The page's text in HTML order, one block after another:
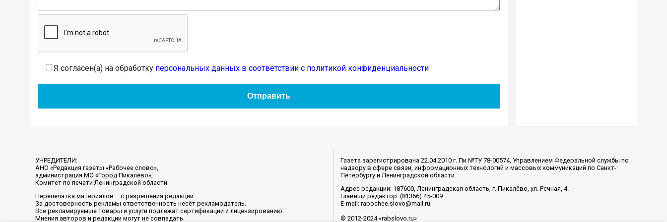
Я согласен(а) на обработку персональных данных в соответствии с политикой конфиденциальности
УЧРЕДИТЕЛИ:
АНО «Редакция газеты «Рабочее слово»,
администрация МО «Город Пикалёво»,
Комитет по печати Ленинградской области
Перепечатка материалов – с разрешения редакции.
За достоверность рекламы ответственность несёт рекламодатель.
Все рекламируемые товары и услуги подлежат сертификации и лицензированию.
Мнения авторов и редакции могут не совпадать.
Газета зарегистрирована 22.04.2010 г. Пи №ТУ 78-00574, Управлением Федеральной службы по
надзору в сфере связи, информационных технологий и массовых коммуникаций по Санкт-
Петербургу и Ленинградской области.
Адрес редакции: 187600, Ленинградская область, г. Пикалёво, ул. Речная, 4.
Главный редактор: (81366) 45-009
E-mail: rabochee.slovo@mail.ru
© 2012-2024 «rabslovo.ru»